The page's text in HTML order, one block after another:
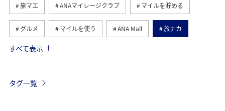
旅マエ ANAマイレージクラブ マイルを貯める
グルメ マイルを使う ANA Mall 旅ナカ
トラベル
すべて表示
タグ一覧